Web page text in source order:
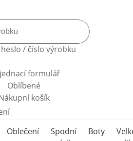
/ číslo výrobku
formulář
Oblíbené
košík
Oblečení
Spodní
Boty